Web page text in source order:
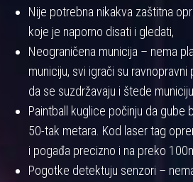
Nije potrebna nikakva zaštitna
koje je naporno disati i gledati,
Neograničena municija – nema
municiju, svi igrači su
da se suzdržavaju i štede
Paintball kuglice počinju da gube
50-tak metara. Kod laser tag
i pogađa precizno i na preko
Pogotke detektuju senzori –